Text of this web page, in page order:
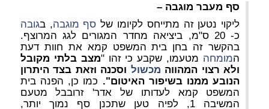
סף מעבר מוגבה –
ליקוי נטען זה מתייחס לקיומו של סף מוגבה, בגובה
כ- 20 ס"מ, ביציאה מחדר המגורים לגג המרוצף.
בהקשר זה בחן בית המשפט קמא את חוות דעת
המומחה מטעמו, שקבע כי זהו "מצב בלתי מקובל
ולא רצוי המהווה מכשול וסכנה וזאת בצד היתרון
הנובע ממנו בשיפור האיטום". כמו כן, הפנה בית
המשפט קמא לעדותו של אדר' זרובבל מטעם
המשיבה 1, לפיה טען שתכנן סף נמוך יותר,